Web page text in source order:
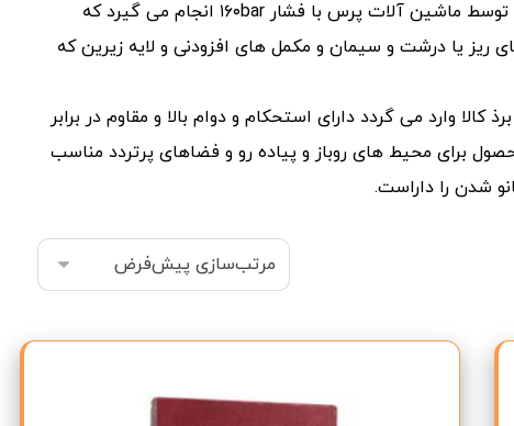
در این نوع محصول که به صورت دو لایه تولید می شود تراکم توسط ماشین آلات پرس با فشار ۱۶۰bar انجام می گیرد که
ریز یا درشت و سیمان و مکمل های افزودنی و لایه زیرین که
وارد می گردد دارای استحکام و دوام بالا و مقاوم در برابر
برای محیط های روباز و پیاده رو و فضاهای پرتردد مناسب
شدن را داراست.